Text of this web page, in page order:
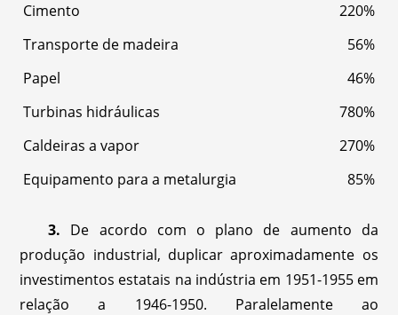
Cimento
220%
Transporte de madeira
56%
Papel
46%
Turbinas hidráulicas
780%
Caldeiras a vapor
270%
Equipamento para a metalurgia
85%
3. De acordo com o plano de aumento da
produção industrial, duplicar aproximadamente os
investimentos estatais na indústria em 1951-1955 em
relação a 1946-1950. Paralelamente ao